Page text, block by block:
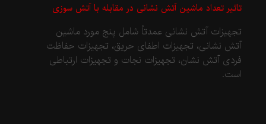
تاثیر تعداد ماشین آتش نشانی در مقابله با آتش سوزی
تجهیزات آتش نشانی عمدتاً شامل پنج مورد ماشین
آتش نشانی، تجهیزات اطفای حریق، تجهیزات حفاظت
فردی آتش نشان، تجهیزات نجات و تجهیزات ارتباطی
است.